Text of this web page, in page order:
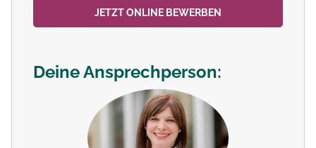
JETZT ONLINE BEWERBEN
Deine Ansprechperson: